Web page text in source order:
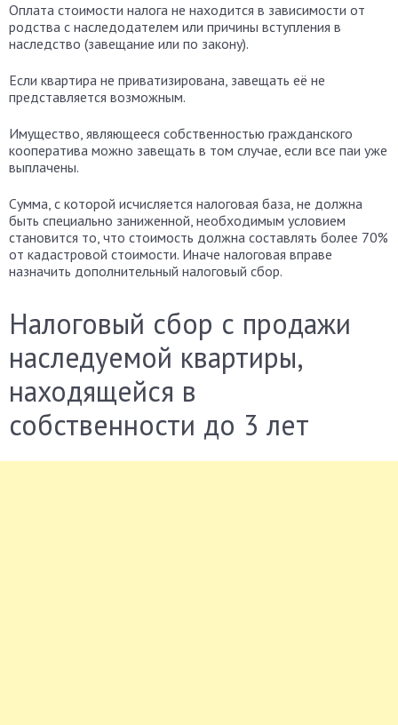
Оплата стоимости налога не находится в зависимости от
родства с наследодателем или причины вступления в
наследство (завещание или по закону).
Если квартира не приватизирована, завещать её не
представляется возможным.
Имущество, являющееся собственностью гражданского
кооператива можно завещать в том случае, если все паи уже
выплачены.
Сумма, с которой исчисляется налоговая база, не должна
быть специально заниженной, необходимым условием
становится то, что стоимость должна составлять более 70%
от кадастровой стоимости. Иначе налоговая вправе
назначить дополнительный налоговый сбор.
Налоговый сбор с продажи
наследуемой квартиры,
находящейся в
собственности до 3 лет